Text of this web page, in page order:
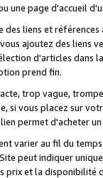
une page d'accueil
des liens et
ajoutez des
d'articles
prend fin.
trop vague,
si vous placez sur
permet d'acheter
varier au fil du
peut indiquer
et la disponibilité